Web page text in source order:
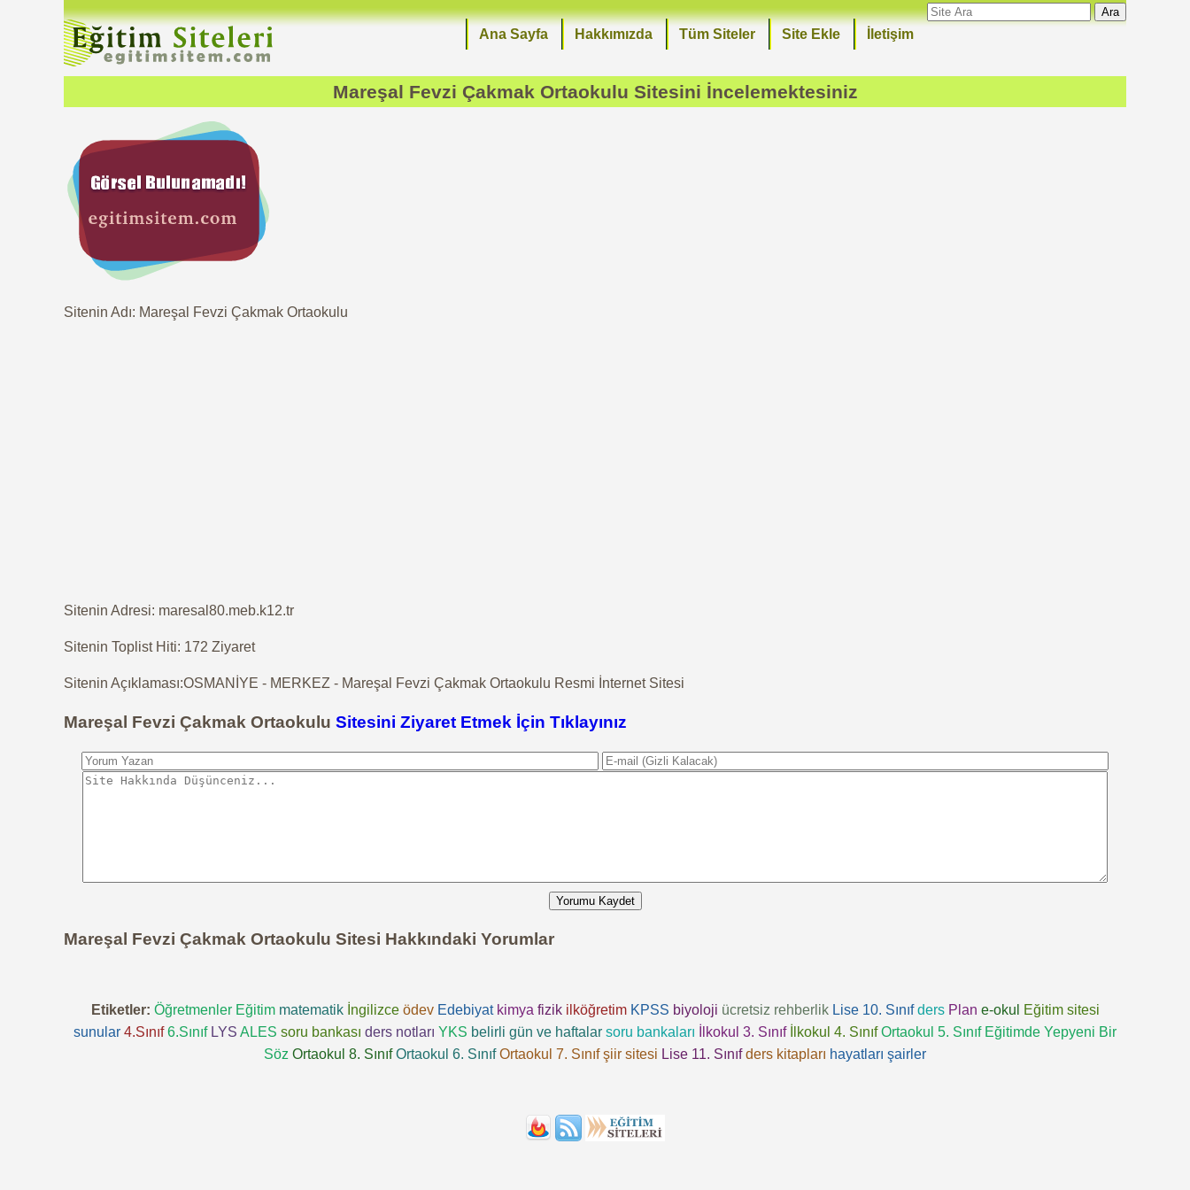
Ara
İletişim
Site Ekle
Tüm Siteler
Hakkımızda
Ana Sayfa
Mareşal Fevzi Çakmak Ortaokulu Sitesini İncelemektesiniz
Sitenin Adı: Mareşal Fevzi Çakmak Ortaokulu
Sitenin Adresi: maresal80.meb.k12.tr
Sitenin Toplist Hiti: 172 Ziyaret
Sitenin Açıklaması:OSMANİYE - MERKEZ - Mareşal Fevzi Çakmak Ortaokulu Resmi İnternet Sitesi
Mareşal Fevzi Çakmak Ortaokulu Sitesini Ziyaret Etmek İçin Tıklayınız
Yorumu Kaydet
Mareşal Fevzi Çakmak Ortaokulu Sitesi Hakkındaki Yorumlar
Etiketler: Öğretmenler Eğitim matematik İngilizce ödev Edebiyat kimya fizik ilköğretim KPSS biyoloji ücretsiz rehberlik Lise 10. Sınıf ders Plan e-okul
Eğitim sitesi
sunular 4.Sınıf 6.Sınıf LYS ALES soru bankası ders notları YKS belirli gün ve haftalar soru bankaları İlkokul 3. Sınıf İlkokul 4. Sınıf Ortaokul 5. Sınıf Eğitimde Yepyeni Bir
Söz Ortaokul 8. Sınıf Ortaokul 6. Sınıf Ortaokul 7. Sınıf şiir sitesi Lise 11. Sınıf ders kitapları hayatları şairler